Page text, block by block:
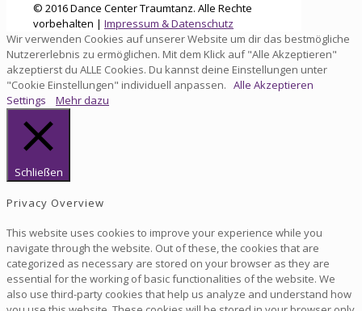
© 2016 Dance Center Traumtanz. Alle Rechte
vorbehalten | Impressum & Datenschutz
Wir verwenden Cookies auf unserer Website um dir das bestmögliche
Nutzererlebnis zu ermöglichen. Mit dem Klick auf "Alle Akzeptieren"
akzeptierst du ALLE Cookies. Du kannst deine Einstellungen unter
"Cookie Einstellungen" individuell anpassen. Alle Akzeptieren
Settings
Mehr dazu
Schließen
Privacy Overview
This website uses cookies to improve your experience while you
navigate through the website. Out of these, the cookies that are
categorized as necessary are stored on your browser as they are
essential for the working of basic functionalities of the website. We
also use third-party cookies that help us analyze and understand how